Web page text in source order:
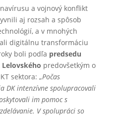
a vojnový konflikt
aj rozsah a spôsob
a v mnohých
digitálnu transformáciu
boli podľa predsedu
predovšetkým o
sektora: „Počas
DK intenzívne spolupracovali
im pomoc s
V spolupráci so